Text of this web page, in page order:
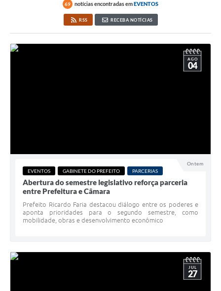
69 notícias encontradas emEVENTOS
RSS RECEBA NOTÍCIAS
Ontem
AGO
04
EVENTOS GABINETE DO PREFEITO PARCERIAS
Abertura do semestre legislativo reforça parceria
entre Prefeitura e Câmara
Prefeito Ricardo Faria destacou diálogo entre os poderes e
aponta prioridades para o segundo semestre, como
mobilidade, obras e desenvolvimento econômico
JUL
27